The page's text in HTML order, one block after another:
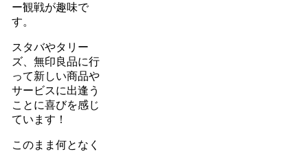
ー観戦が趣味で
す。
スタバやタリー
ズ、無印良品に行
って新しい商品や
サービスに出逢う
ことに喜びを感じ
ています！
このまま何となく